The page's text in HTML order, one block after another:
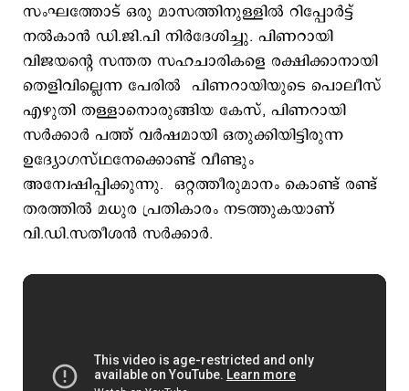
സംഘത്തോട് ഒരു മാസത്തിനുള്ളില്‍ റിപ്പോര്‍ട്ട്
നല്‍കാന്‍ ഡി.ജി.പി നിര്‍ദേശിച്ചു. പിണറായി
വിജയന്‍റെ സന്തത സഹചാരികളെ രക്ഷിക്കാനായി
തെളിവില്ലെന്ന പേരില്‍ പിണറായിയുടെ പൊലീസ്
എഴുതി തള്ളാനൊരുങ്ങിയ കേസ്, പിണറായി
സര്‍ക്കാര്‍ പത്ത് വര്‍ഷമായി ഒതുക്കിയിട്ടിരുന്ന
ഉദ്യോഗസ്ഥനേക്കൊണ്ട് വീണ്ടും
അന്വേഷിപ്പിക്കുന്നു. ഒറ്റത്തീരുമാനം കൊണ്ട് രണ്ട്
തരത്തില്‍ മധുര പ്രതികാരം നടത്തുകയാണ്
വി.ഡി.സതീശന്‍ സര്‍ക്കാര്‍.